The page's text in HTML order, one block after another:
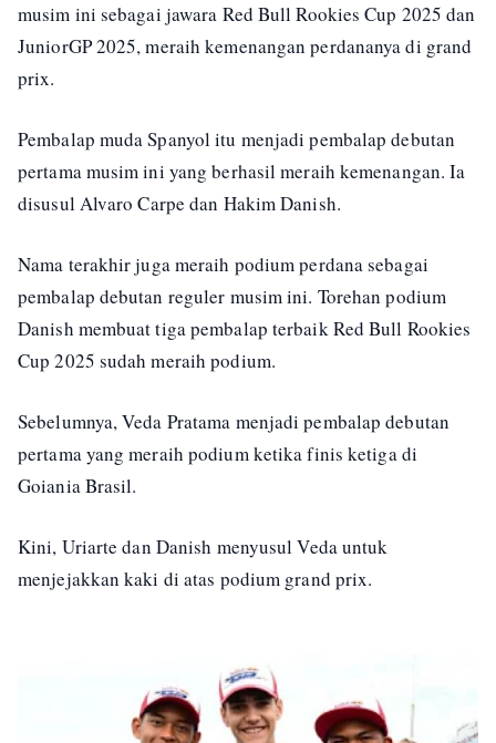
musim ini sebagai jawara Red Bull Rookies Cup 2025 dan
JuniorGP 2025, meraih kemenangan perdananya di grand
prix.
Pembalap muda Spanyol itu menjadi pembalap debutan
pertama musim ini yang berhasil meraih kemenangan. Ia
disusul Alvaro Carpe dan Hakim Danish.
Nama terakhir juga meraih podium perdana sebagai
pembalap debutan reguler musim ini. Torehan podium
Danish membuat tiga pembalap terbaik Red Bull Rookies
Cup 2025 sudah meraih podium.
Sebelumnya, Veda Pratama menjadi pembalap debutan
pertama yang meraih podium ketika finis ketiga di
Goiania Brasil.
Kini, Uriarte dan Danish menyusul Veda untuk
menjejakkan kaki di atas podium grand prix.